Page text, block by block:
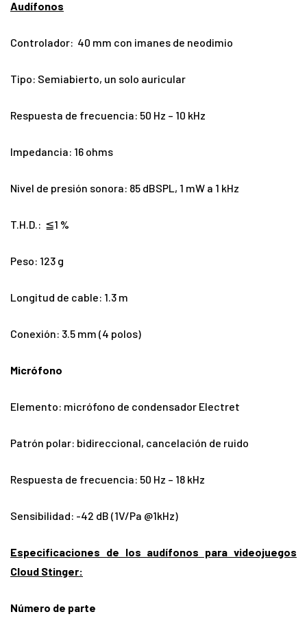
Audífonos
Controlador: 40 mm con imanes de neodimio
Tipo: Semiabierto, un solo auricular
Respuesta de frecuencia: 50 Hz – 10 kHz
Impedancia: 16 ohms
Nivel de presión sonora: 85 dBSPL, 1 mW a 1 kHz
T.H.D.: ≦1 %
Peso: 123 g
Longitud de cable: 1.3 m
Conexión: 3.5 mm (4 polos)
Micrófono
Elemento: micrófono de condensador Electret
Patrón polar: bidireccional, cancelación de ruido
Respuesta de frecuencia: 50 Hz – 18 kHz
Sensibilidad: -42 dB (1V/Pa @1kHz)
Especificaciones de los audífonos para videojuegos
Cloud Stinger:
Número de parte